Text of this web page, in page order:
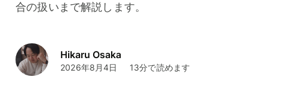
合の扱いまで解説します。
Hikaru Osaka
2026年8月4日 13分で読めます